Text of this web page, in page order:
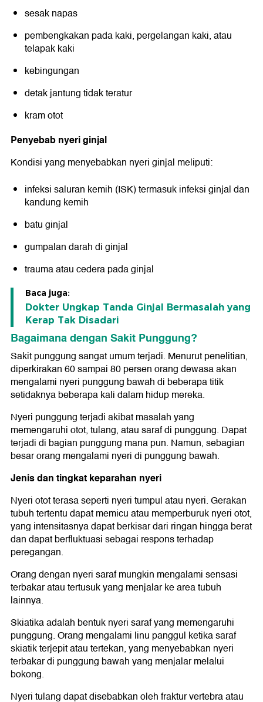
sesak napas
pembengkakan pada kaki, pergelangan kaki, atau
telapak kaki
kebingungan
detak jantung tidak teratur
kram otot
Penyebab nyeri ginjal
Kondisi yang menyebabkan nyeri ginjal meliputi:
infeksi saluran kemih (ISK) termasuk infeksi ginjal dan
kandung kemih
batu ginjal
gumpalan darah di ginjal
trauma atau cedera pada ginjal
Baca juga:
Dokter Ungkap Tanda Ginjal Bermasalah yang
Kerap Tak Disadari
Bagaimana dengan Sakit Punggung?
Sakit punggung sangat umum terjadi. Menurut penelitian,
diperkirakan 60 sampai 80 persen orang dewasa akan
mengalami nyeri punggung bawah di beberapa titik
setidaknya beberapa kali dalam hidup mereka.
Nyeri punggung terjadi akibat masalah yang
memengaruhi otot, tulang, atau saraf di punggung. Dapat
terjadi di bagian punggung mana pun. Namun, sebagian
besar orang mengalami nyeri di punggung bawah.
Jenis dan tingkat keparahan nyeri
Nyeri otot terasa seperti nyeri tumpul atau nyeri. Gerakan
tubuh tertentu dapat memicu atau memperburuk nyeri otot,
yang intensitasnya dapat berkisar dari ringan hingga berat
dan dapat berfluktuasi sebagai respons terhadap
peregangan.
Orang dengan nyeri saraf mungkin mengalami sensasi
terbakar atau tertusuk yang menjalar ke area tubuh
lainnya.
Skiatika adalah bentuk nyeri saraf yang memengaruhi
punggung. Orang mengalami linu panggul ketika saraf
skiatik terjepit atau tertekan, yang menyebabkan nyeri
terbakar di punggung bawah yang menjalar melalui
bokong.
Nyeri tulang dapat disebabkan oleh fraktur vertebra atau